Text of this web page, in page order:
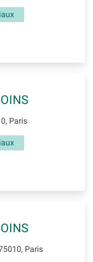
Paris
Paris